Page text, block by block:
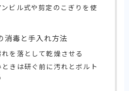
ビル式や剪定のこぎりを使
消毒と手入れ方法
を落として乾燥させる
きは研ぐ前に汚れとボルト